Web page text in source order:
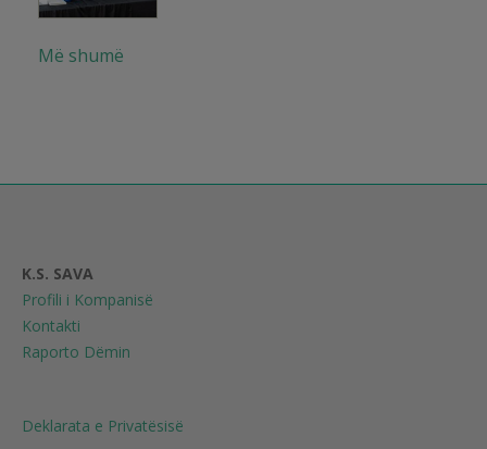
Më shumë
K.S. SAVA
Profili i Kompanisë
Kontakti
Raporto Dëmin
Deklarata e Privatësisë